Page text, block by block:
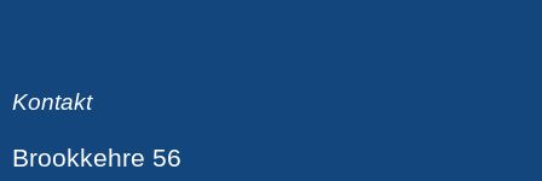
Kontakt
Brookkehre 56